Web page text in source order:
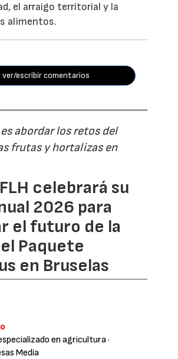
el arraigo territorial y la
alimentos.
ver/escribir comentarios
abordar los retos del
frutas y hortalizas en
celebrará su
2026 para
el futuro de la
Paquete
en Bruselas
en agricultura·
Media